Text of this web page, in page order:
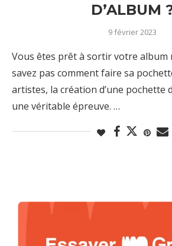
D’ALBUM
9 février 2023
Vous êtes prêt à sortir votre album
savez pas comment faire sa
artistes, la création d’une pochette
une véritable épreuve. …